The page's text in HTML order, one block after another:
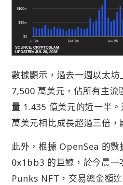
數據顯示，過去一週以太
7,500 萬美元，佔所有主流
量 1.435 億美元的近一半
萬美元相比成長超過三倍，
此外，根據 OpenSea 的數
0x1bb3 的巨鯨，於今晨
Punks NFT，交易總金額